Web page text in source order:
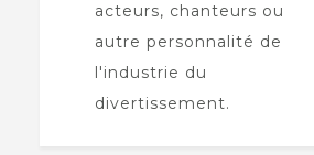
acteurs, chanteurs ou
autre personnalité de
l'industrie du
divertissement.